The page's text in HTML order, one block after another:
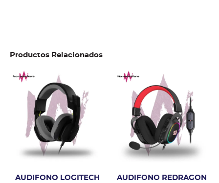
Productos Relacionados
AUDIFONO LOGITECH
AUDIFONO REDRAGON